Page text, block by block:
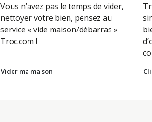
Vous n’avez pas le temps de vider,
nettoyer votre bien, pensez au
service « vide maison/débarras »
Troc.com !
Vider ma maison